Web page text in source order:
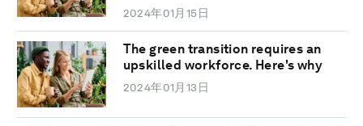
2024年01月15日
The green transition requires an
upskilled workforce. Here's why
2024年01月13日